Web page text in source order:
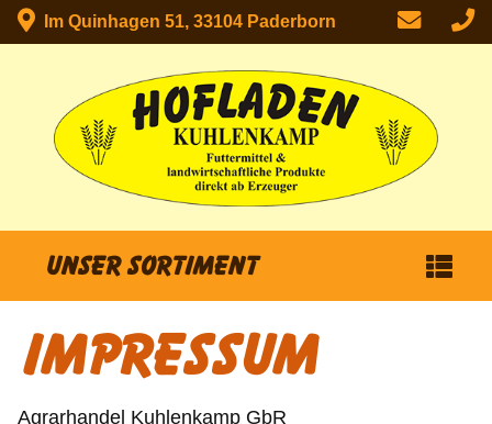
Im Quinhagen 51, 33104 Paderborn
Unser Sortiment
IMPRESSUM
Agrarhandel Kuhlenkamp GbR